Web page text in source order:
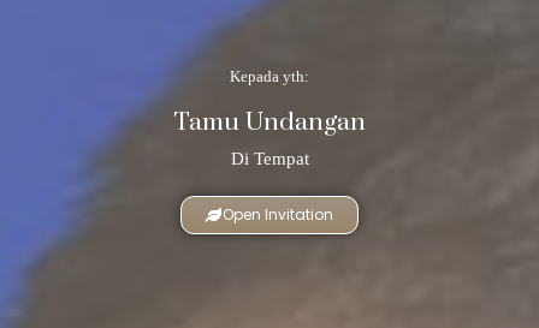
Kepada yth:
Tamu Undangan
Di Tempat
Open Invitation